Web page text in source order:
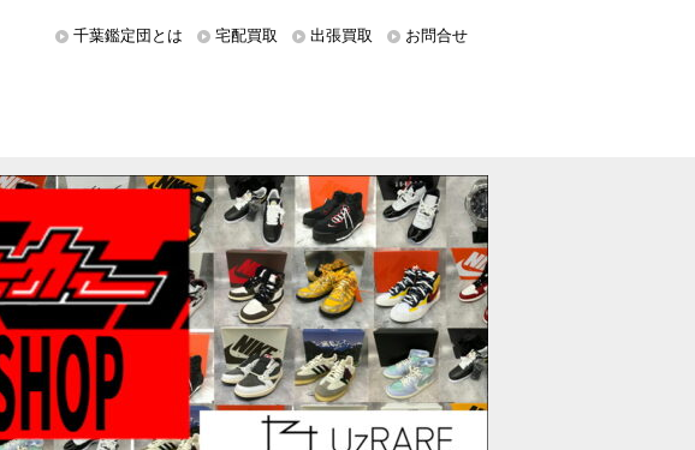
千葉鑑定団とは 宅配買取 出張買取 お問合せ